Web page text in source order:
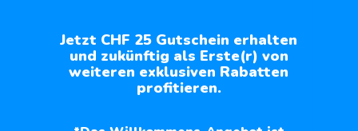
Jetzt CHF 25 Gutschein erhalten
und zukünftig als Erste(r) von
weiteren exklusiven Rabatten
profitieren.